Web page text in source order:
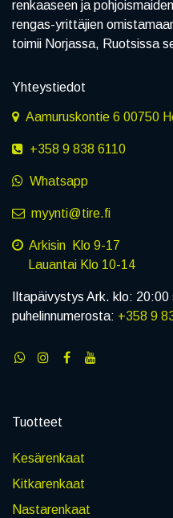
renkaaseen ja
rengas-yrittäjien
toimii Norjassa, Ruotsissa
Yhteystiedot
Aamuruskontie 6 00750
+358 9 838 6110
Whatsapp
myynti@tire.fi
Arkisin Klo 9-17
Lauantai Klo 10-14
Iltapäivystys Ark. klo:
puhelinnumerosta: +358 9
Tuotteet
Kesärenkaat
Kitkarenkaat
Nastarenkaat